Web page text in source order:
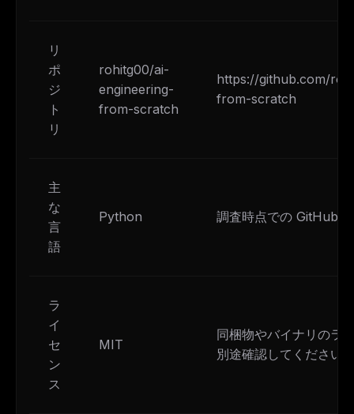
リ
ポ
ジ
ト
リ
rohitg00/ai-
engineering-
from-scratch
https://github.com/
from-scratch
主
な
言
語
Python 調査時点での GitHub
ラ
イ
セ
ン
ス
MIT
同梱物やバイナリのラ
別途確認してください